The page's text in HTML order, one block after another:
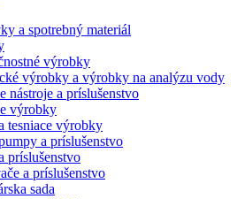
a spotrebný materiál
výrobky
výrobky a výrobky na analýzu vody
nástroje a príslušenstvo
výrobky
tesniace výrobky
a príslušenstvo
príslušenstvo
a príslušenstvo
sada